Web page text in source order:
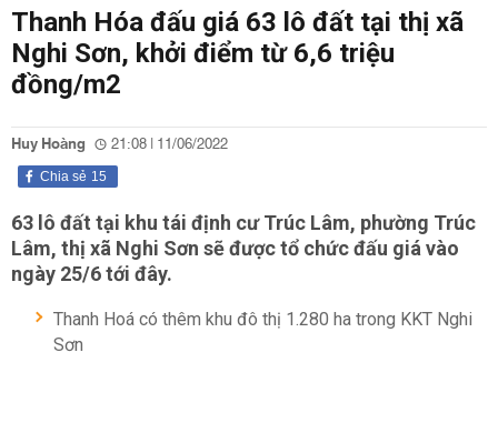
Thanh Hóa đấu giá 63 lô đất tại thị xã
Nghi Sơn, khởi điểm từ 6,6 triệu
đồng/m2
Huy Hoàng 21:08 | 11/06/2022
15
Chia sẻ
63 lô đất tại khu tái định cư Trúc Lâm, phường Trúc
Lâm, thị xã Nghi Sơn sẽ được tổ chức đấu giá vào
ngày 25/6 tới đây.
Thanh Hoá có thêm khu đô thị 1.280 ha trong KKT Nghi
Sơn